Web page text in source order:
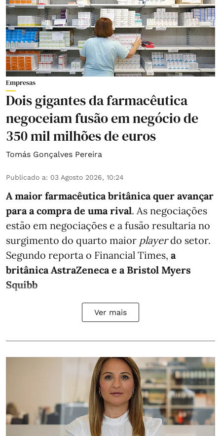
Empresas
Dois gigantes da farmacêutica
negoceiam fusão em negócio de
350 mil milhões de euros
Tomás Gonçalves Pereira
Publicado a: 03 Agosto 2026, 10:24
A maior farmacêutica britânica quer avançar
para a compra de uma rival. As negociações
estão em negociações e a fusão resultaria no
surgimento do quarto maior playerdo setor.
Segundo reporta o Financial Times, a
britânica AstraZeneca e a Bristol Myers
Squibb
Ver mais